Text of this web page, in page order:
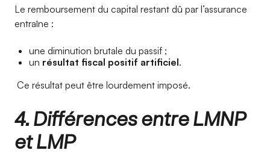
Le remboursement du capital restant dû par l’assurance
entraîne :
une diminution brutale du passif ;
un résultat fiscal positif artificiel.
Ce résultat peut être lourdement imposé.
4. Différences entre LMNP
et LMP